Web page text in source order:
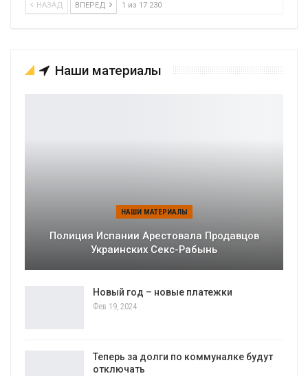
НАЗАД ВПЕРЕД 1 из 17 230
Наши материалы
НАШИ МАТЕРИАЛЫ
Полиция Испании Арестовала Продавцов
Украинских Секс-Рабынь
Новый год – новые платежки
Фев 19, 2024
Теперь за долги по коммуналке будут
отключать